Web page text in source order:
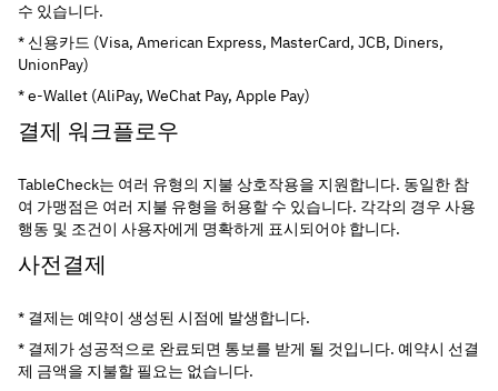
수 있습니다.
* 신용카드 (Visa, American Express, MasterCard, JCB, Diners,
UnionPay)
* e-Wallet (AliPay, WeChat Pay, Apple Pay)
결제 워크플로우
TableCheck는 여러 유형의 지불 상호작용을 지원합니다. 동일한 참
여 가맹점은 여러 지불 유형을 허용할 수 있습니다. 각각의 경우 사용
행동 및 조건이 사용자에게 명확하게 표시되어야 합니다.
사전결제
* 결제는 예약이 생성된 시점에 발생합니다.
* 결제가 성공적으로 완료되면 통보를 받게 될 것입니다. 예약시 선결
제 금액을 지불할 필요는 없습니다.